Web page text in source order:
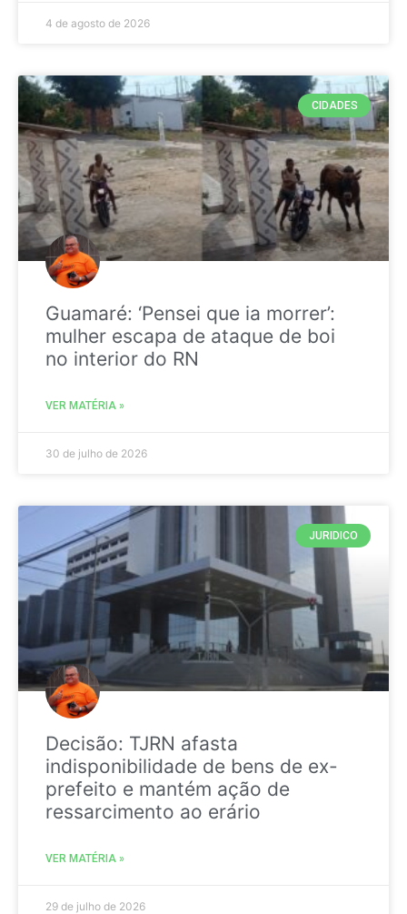
4 de agosto de 2026
CIDADES
Guamaré: ‘Pensei que ia morrer’:
mulher escapa de ataque de boi
no interior do RN
VER MATÉRIA »
30 de julho de 2026
JURIDICO
Decisão: TJRN afasta
indisponibilidade de bens de ex-
prefeito e mantém ação de
ressarcimento ao erário
VER MATÉRIA »
29 de julho de 2026